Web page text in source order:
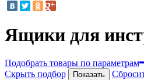
Ящики для
Подобрать товары по параметрам
Скрыть подбор
Показать